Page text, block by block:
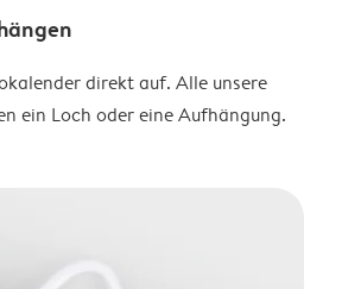
direkt auf. Alle unsere
ein Loch oder eine Aufhängung.